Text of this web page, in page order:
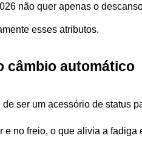
não quer apenas o
esses atributos.
câmbio automático
ser um acessório de status
no freio, o que alivia a